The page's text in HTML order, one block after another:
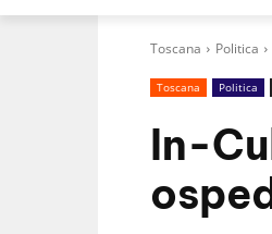
Toscana Politica
Toscana Politica
In-